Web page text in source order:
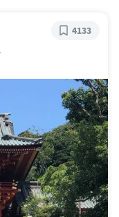
4133